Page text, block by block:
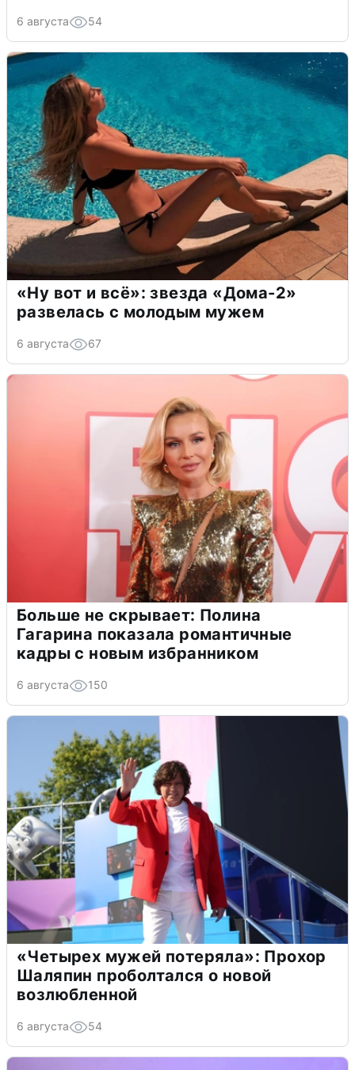
6 августа 54
«Ну вот и всё»: звезда «Дома-2»
развелась с молодым мужем
6 августа 67
Больше не скрывает: Полина
Гагарина показала романтичные
кадры с новым избранником
6 августа 150
«Четырех мужей потеряла»: Прохор
Шаляпин проболтался о новой
возлюбленной
6 августа 54